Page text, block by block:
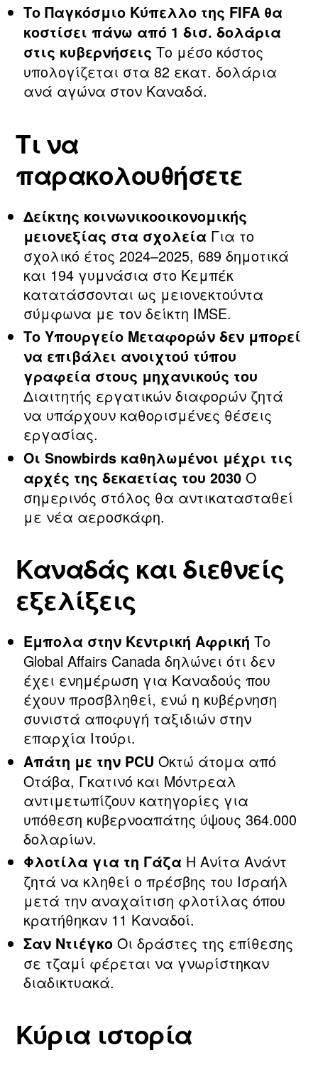
Το Παγκόσμιο Κύπελλο της FIFA θα
κοστίσει πάνω από 1 δισ. δολάρια
στις κυβερνήσεις Το μέσο κόστος
υπολογίζεται στα 82 εκατ. δολάρια
ανά αγώνα στον Καναδά.
Τι να
παρακολουθήσετε
Δείκτης κοινωνικοοικονομικής
μειονεξίας στα σχολεία Για το
σχολικό έτος 2024–2025, 689 δημοτικά
και 194 γυμνάσια στο Κεμπέκ
κατατάσσονται ως μειονεκτούντα
σύμφωνα με τον δείκτη IMSE.
Το Υπουργείο Μεταφορών δεν μπορεί
να επιβάλει ανοιχτού τύπου
γραφεία στους μηχανικούς του
Διαιτητής εργατικών διαφορών ζητά
να υπάρχουν καθορισμένες θέσεις
εργασίας.
Οι Snowbirds καθηλωμένοι μέχρι τις
αρχές της δεκαετίας του 2030 Ο
σημερινός στόλος θα αντικατασταθεί
με νέα αεροσκάφη.
Καναδάς και διεθνείς
εξελίξεις
Έμπολα στην Κεντρική Αφρική Το
Global Affairs Canada δηλώνει ότι δεν
έχει ενημέρωση για Καναδούς που
έχουν προσβληθεί, ενώ η κυβέρνηση
συνιστά αποφυγή ταξιδιών στην
επαρχία Ιτούρι.
Απάτη με την PCU Οκτώ άτομα από
Οτάβα, Γκατινό και Μόντρεαλ
αντιμετωπίζουν κατηγορίες για
υπόθεση κυβερνοαπάτης ύψους 364.000
δολαρίων.
Φλοτίλα για τη Γάζα Η Ανίτα Ανάντ
ζητά να κληθεί ο πρέσβης του Ισραήλ
μετά την αναχαίτιση φλοτίλας όπου
κρατήθηκαν 11 Καναδοί.
Σαν Ντιέγκο Οι δράστες της επίθεσης
σε τζαμί φέρεται να γνωρίστηκαν
διαδικτυακά.
Κύρια ιστορία